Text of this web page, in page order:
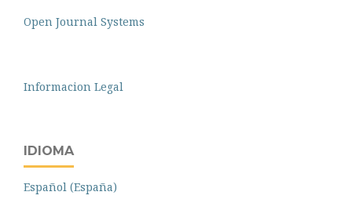
Open Journal Systems
Informacion Legal
IDIOMA
Español (España)